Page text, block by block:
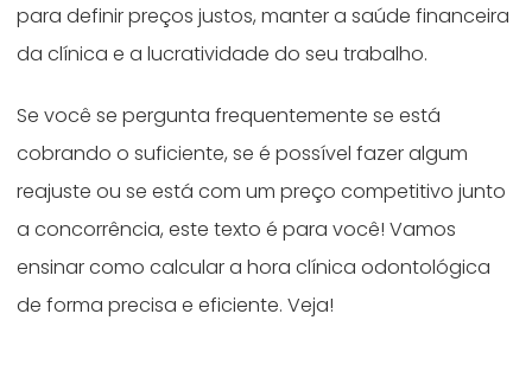
para definir preços justos, manter a saúde financeira
da clínica e a lucratividade do seu trabalho.
Se você se pergunta frequentemente se está
cobrando o suficiente, se é possível fazer algum
reajuste ou se está com um preço competitivo junto
a concorrência, este texto é para você! Vamos
ensinar como calcular a hora clínica odontológica
de forma precisa e eficiente. Veja!